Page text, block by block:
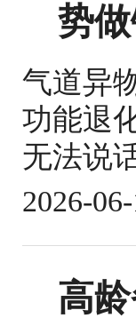
势
气道异
功能退
无法说
2026-
高